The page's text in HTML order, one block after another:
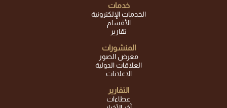
خدمات
الخدمات الإلكترونية
الأقسام
تقارير
المنشورات
معرض الصور
العلاقات الدولية
الاعلانات
التقارير
عطاءات